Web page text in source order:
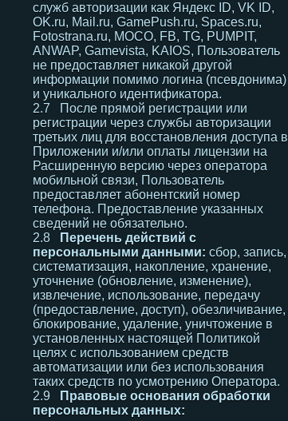
служб авторизации как Яндекс ID, VK ID,
OK.ru, Mail.ru, GamePush.ru, Spaces.ru,
Fotostrana.ru, MOCO, FB, TG, PUMPIT,
ANWAP, Gamevista, KAIOS, Пользователь
не предоставляет никакой другой
информации помимо логина (псевдонима)
и уникального идентификатора.
После прямой регистрации или
регистрации через службы авторизации
третьих лиц для восстановления доступа в
Приложении и/или оплаты лицензии на
Расширенную версию через оператора
мобильной связи, Пользователь
предоставляет абонентский номер
телефона. Предоставление указанных
сведений не обязательно.
Перечень действий с
персональными данными: сбор, запись,
систематизация, накопление, хранение,
уточнение (обновление, изменение),
извлечение, использование, передачу
(предоставление, доступ), обезличивание,
блокирование, удаление, уничтожение в
установленных настоящей Политикой
целях с использованием средств
автоматизации или без использования
таких средств по усмотрению Оператора.
Правовые основания обработки
персональных данных: